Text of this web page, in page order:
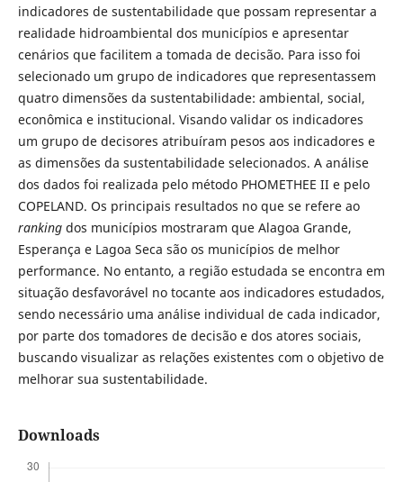
indicadores de sustentabilidade que possam representar a
realidade hidroambiental dos municípios e apresentar
cenários que facilitem a tomada de decisão. Para isso foi
selecionado um grupo de indicadores que representassem
quatro dimensões da sustentabilidade: ambiental, social,
econômica e institucional. Visando validar os indicadores
um grupo de decisores atribuíram pesos aos indicadores e
as dimensões da sustentabilidade selecionados. A análise
dos dados foi realizada pelo método PHOMETHEE II e pelo
COPELAND. Os principais resultados no que se refere ao
rankingdos municípios mostraram que Alagoa Grande,
Esperança e Lagoa Seca são os municípios de melhor
performance. No entanto, a região estudada se encontra em
situação desfavorável no tocante aos indicadores estudados,
sendo necessário uma análise individual de cada indicador,
por parte dos tomadores de decisão e dos atores sociais,
buscando visualizar as relações existentes com o objetivo de
melhorar sua sustentabilidade.
Downloads